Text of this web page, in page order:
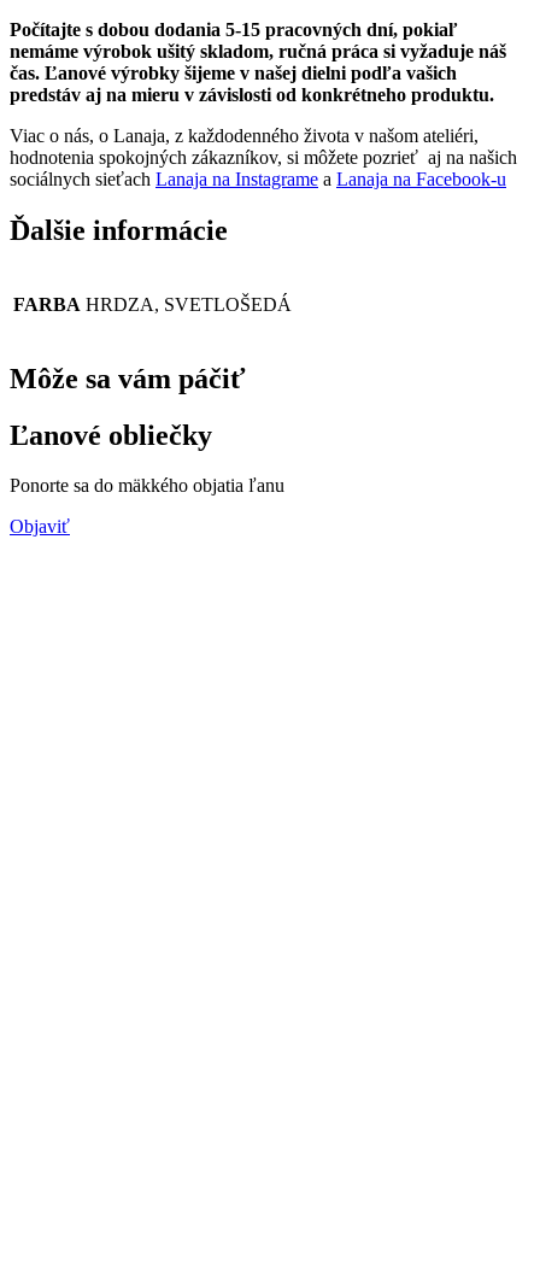
Počítajte s dobou dodania 5-15 pracovných dní, pokiaľ
nemáme výrobok ušitý skladom, ručná práca si vyžaduje náš
čas. Ľanové výrobky šijeme v našej dielni podľa vašich
predstáv aj na mieru v závislosti od konkrétneho produktu.
Viac o nás, o Lanaja, z každodenného života v našom ateliéri,
hodnotenia spokojných zákazníkov, si môžete pozrieť aj na našich
sociálnych sieťach Lanaja na Instagrame a Lanaja na Facebook-u
Ďalšie informácie
FARBA HRDZA, SVETLOŠEDÁ
Môže sa vám páčiť
Ľanové obliečky
Ponorte sa do mäkkého objatia ľanu
Objaviť